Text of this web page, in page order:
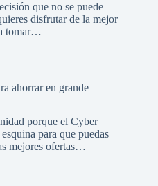
que no se puede
disfrutar de la mejor
tomar…
ahorrar en grande
porque el Cyber
para que puedas
mejores ofertas…